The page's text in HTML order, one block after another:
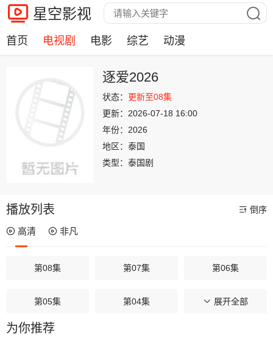
星空影视
首页 电视剧 电影 综艺 动漫
逐爱2026
状态： 更新至08集
更新： 2026-07-18 16:00
年份： 2026
地区： 泰国
类型： 泰国剧
播放列表 倒序
高清 非凡
第08集 第07集 第06集
第05集 第04集 第03集
第02集
展开全部
为你推荐